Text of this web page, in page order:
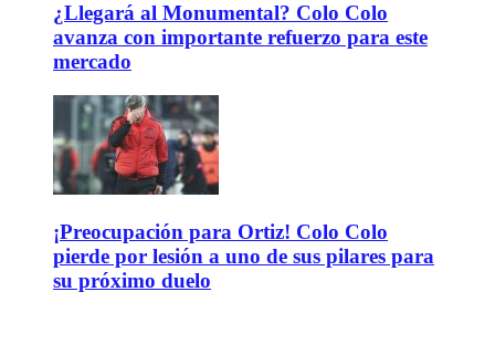
¿Llegará al Monumental? Colo Colo
avanza con importante refuerzo para este
mercado
¡Preocupación para Ortiz! Colo Colo
pierde por lesión a uno de sus pilares para
su próximo duelo